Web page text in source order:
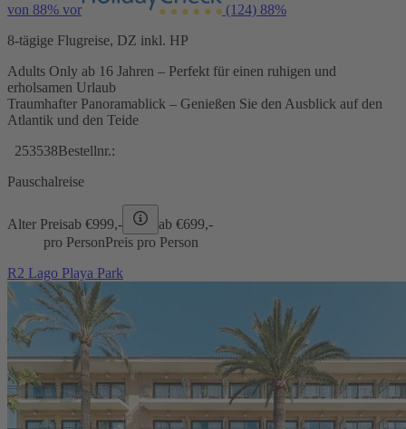
von 88% vor (124) 88%
8-tägige Flugreise, DZ inkl. HP
Adults Only ab 16 Jahren – Perfekt für einen ruhigen und
erholsamen Urlaub
Traumhafter Panoramablick – Genießen Sie den Ausblick auf den
Atlantik und den Teide
253538Bestellnr.:
Pauschalreise
Alter Preisab €999,- ab €699,-
pro PersonPreis pro Person
R2 Lago Playa Park